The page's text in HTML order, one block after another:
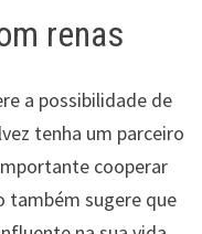
renas
a possibilidade de
tenha um parceiro
cooperar
também sugere que